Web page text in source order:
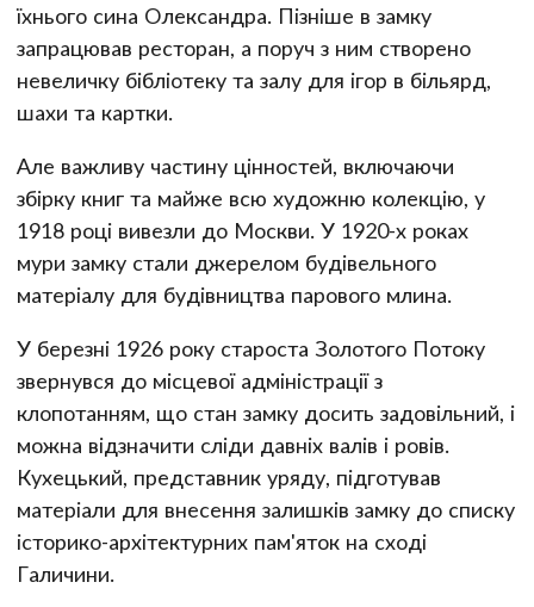
їхнього сина Олександра. Пізніше в замку
запрацював ресторан, а поруч з ним створено
невеличку бібліотеку та залу для ігор в більярд,
шахи та картки.
Але важливу частину цінностей, включаючи
збірку книг та майже всю художню колекцію, у
1918 році вивезли до Москви. У 1920-х роках
мури замку стали джерелом будівельного
матеріалу для будівництва парового млина.
У березні 1926 року староста Золотого Потоку
звернувся до місцевої адміністрації з
клопотанням, що стан замку досить задовільний, і
можна відзначити сліди давніх валів і ровів.
Кухецький, представник уряду, підготував
матеріали для внесення залишків замку до списку
історико-архітектурних пам'яток на сході
Галичини.